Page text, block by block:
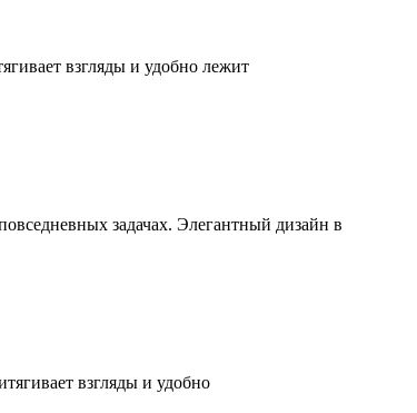
взгляды и удобно лежит
задачах. Элегантный дизайн в
взгляды и удобно